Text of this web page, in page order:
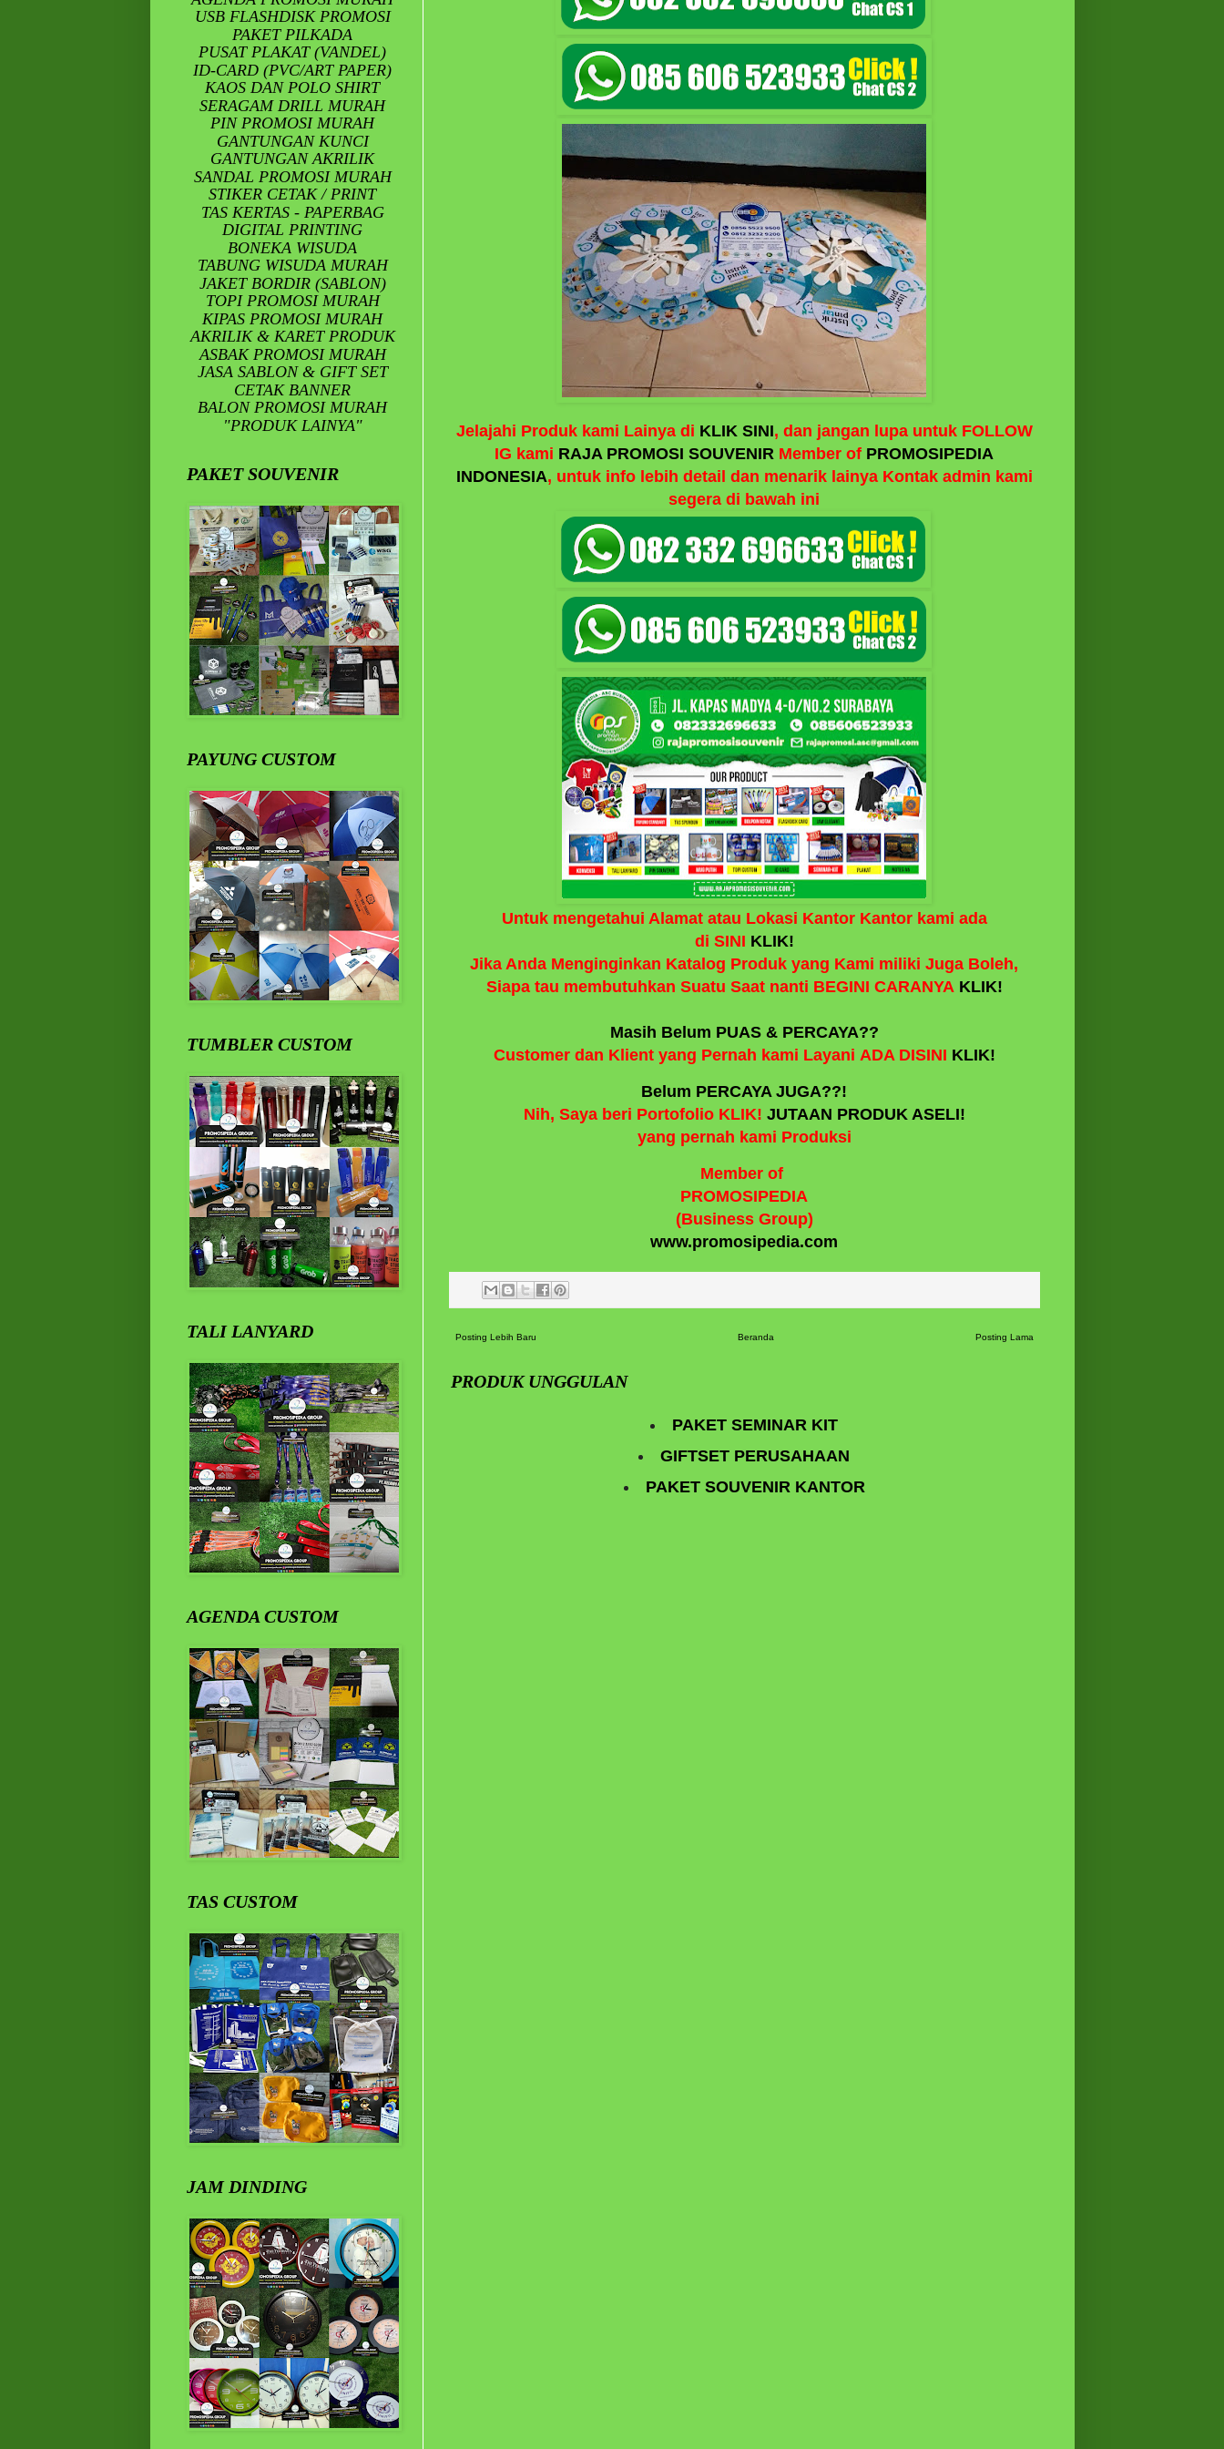
Jelajahi Produk kami Lainya di KLIK SINI, dan jangan lupa untuk FOLLOW
IG kami RAJA PROMOSI SOUVENIR Member of PROMOSIPEDIA
INDONESIA, untuk info lebih detail dan menarik lainya Kontak admin kami
segera di bawah ini
Untuk mengetahui Alamat atau Lokasi Kantor Kantor kami ada
di SINI KLIK!
Jika Anda Menginginkan Katalog Produk yang Kami miliki Juga Boleh,
Siapa tau membutuhkan Suatu Saat nanti BEGINI CARANYA KLIK!
Masih Belum PUAS & PERCAYA??
Customer dan Klient yang Pernah kami Layani ADA DISINI KLIK!
Belum PERCAYA JUGA??!
Nih, Saya beri Portofolio KLIK! JUTAAN PRODUK ASELI!
yang pernah kami Produksi
Member of
PROMOSIPEDIA
(Business Group)
www.promosipedia.com
Posting Lebih Baru Posting Lama
Beranda
PRODUK UNGGULAN
PAKET SEMINAR KIT
GIFTSET PERUSAHAAN
PAKET SOUVENIR KANTOR
USB FLASHDISK PROMOSI
PAKET PILKADA
PUSAT PLAKAT (VANDEL)
ID-CARD (PVC/ART PAPER)
KAOS DAN POLO SHIRT
SERAGAM DRILL MURAH
PIN PROMOSI MURAH
GANTUNGAN KUNCI
GANTUNGAN AKRILIK
SANDAL PROMOSI MURAH
STIKER CETAK / PRINT
TAS KERTAS - PAPERBAG
DIGITAL PRINTING
BONEKA WISUDA
TABUNG WISUDA MURAH
JAKET BORDIR (SABLON)
TOPI PROMOSI MURAH
KIPAS PROMOSI MURAH
AKRILIK & KARET PRODUK
ASBAK PROMOSI MURAH
JASA SABLON & GIFT SET
CETAK BANNER
BALON PROMOSI MURAH
"PRODUK LAINYA"
PAKET SOUVENIR
PAYUNG CUSTOM
TUMBLER CUSTOM
TALI LANYARD
AGENDA CUSTOM
TAS CUSTOM
JAM DINDING